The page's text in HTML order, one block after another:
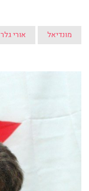
מונדיאל אורי גלר